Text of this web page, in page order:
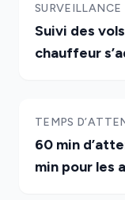
SURVEILLANCE
Suivi des
chauffeur
TEMPS
60 min
min pour les